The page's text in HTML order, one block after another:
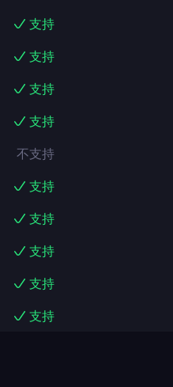
支持
支持
支持
支持
不支持
支持
支持
支持
支持
支持